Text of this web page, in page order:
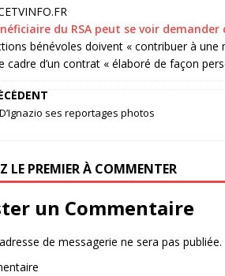
du RSA peut se voir
bénévoles doivent « contribuer à
cadre d’un contrat « élaboré de façon
ses reportages photos
LE PREMIER À COMMENTER
un Commentaire
de messagerie ne sera pas publiée.